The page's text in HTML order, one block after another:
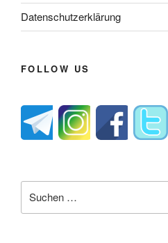
Datenschutzerklärung
FOLLOW US
nach: